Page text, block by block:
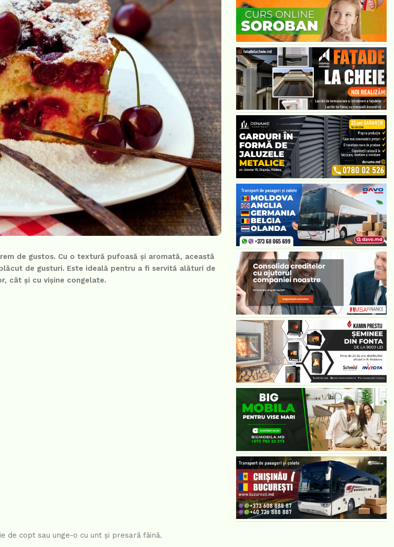
de gustos. Cu o textură pufoasă și aromată, această
de gusturi. Este ideală pentru a fi servită alături de
cât și cu vișine congelate.
de copt sau unge-o cu unt și presară făină.